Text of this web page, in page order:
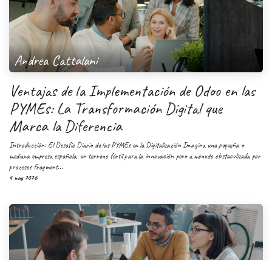
Andrea Cattalani
Ventajas de la Implementación de Odoo en las
PYMEs: La Transformación Digital que
Marca la Diferencia
Introducción: El Desafío Diario de las PYMEs en la Digitalización Imagina una pequeña o
mediana empresa española, un terreno fértil para la innovación pero a menudo obstaculizada por
procesos fragment...
4 may 2026